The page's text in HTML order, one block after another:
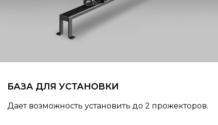
БАЗА ДЛЯ УСТАНОВКИ
Дает возможность установить до 2 прожекторов.